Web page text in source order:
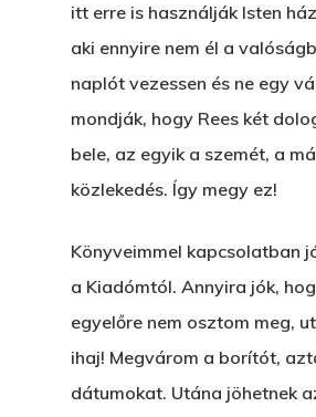
itt erre is használják Isten
aki ennyire nem él a
naplót vezessen és ne egy
mondják, hogy Rees két
bele, az egyik a szemét, a
közlekedés. Így megy ez!
Könyveimmel kapcsolatban
a Kiadómtól. Annyira jók,
egyelőre nem osztom meg,
ihaj! Megvárom a borítót,
dátumokat. Utána jöhetnek